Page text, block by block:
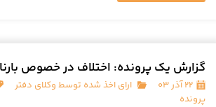
گزارش یک پرونده: اختلاف در خصوص
۲۲ آذر ۰۳ ارای اخذ شده توسط وکلای دفتر
پرونده